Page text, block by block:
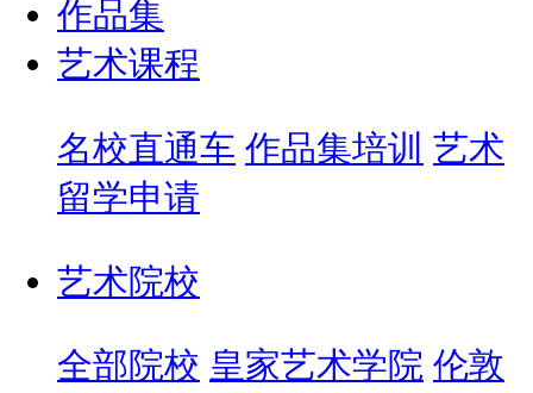
作品集
艺术课程
名校直通车 作品集培训 艺术
留学申请
艺术院校
全部院校 皇家艺术学院 伦敦